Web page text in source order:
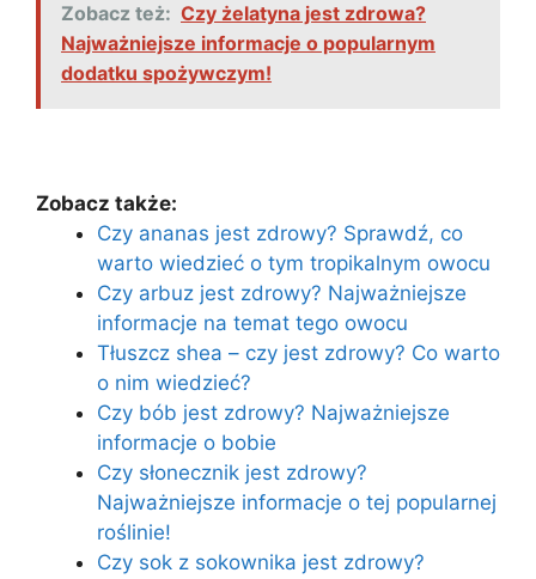
Zobacz też: Czy żelatyna jest zdrowa?
Najważniejsze informacje o popularnym
dodatku spożywczym!
Zobacz także:
Czy ananas jest zdrowy? Sprawdź, co
warto wiedzieć o tym tropikalnym owocu
Czy arbuz jest zdrowy? Najważniejsze
informacje na temat tego owocu
Tłuszcz shea – czy jest zdrowy? Co warto
o nim wiedzieć?
Czy bób jest zdrowy? Najważniejsze
informacje o bobie
Czy słonecznik jest zdrowy?
Najważniejsze informacje o tej popularnej
roślinie!
Czy sok z sokownika jest zdrowy?